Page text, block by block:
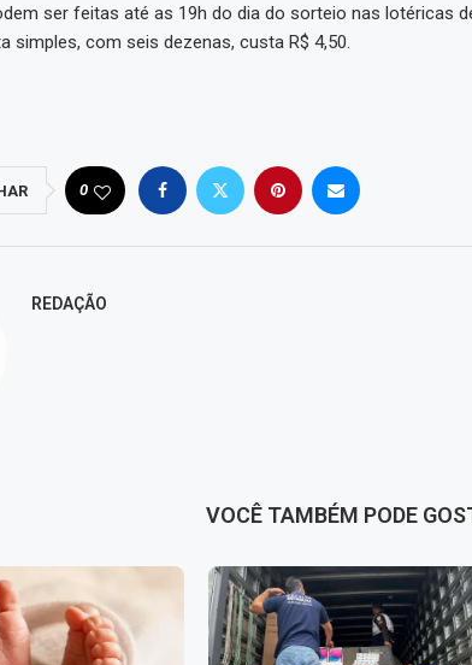
ser feitas até as 19h do dia do sorteio nas lotéricas
simples, com seis dezenas, custa R$ 4,50.
0
REDAÇÃO
VOCÊ TAMBÉM PODE